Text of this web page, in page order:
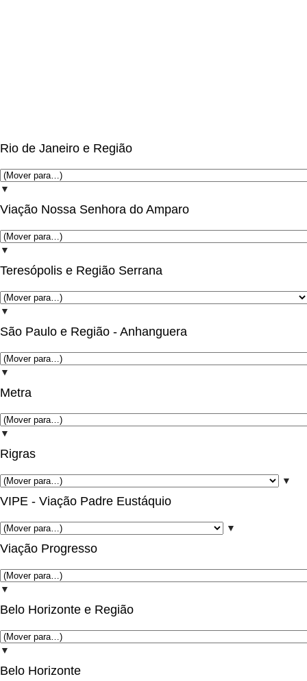
Rio de Janeiro e Região
▼
Viação Nossa Senhora do Amparo
▼
Teresópolis e Região Serrana
▼
São Paulo e Região - Anhanguera
▼
Metra
▼
Rigras
▼
VIPE - Viação Padre Eustáquio
▼
Viação Progresso
▼
Belo Horizonte e Região
▼
Belo Horizonte